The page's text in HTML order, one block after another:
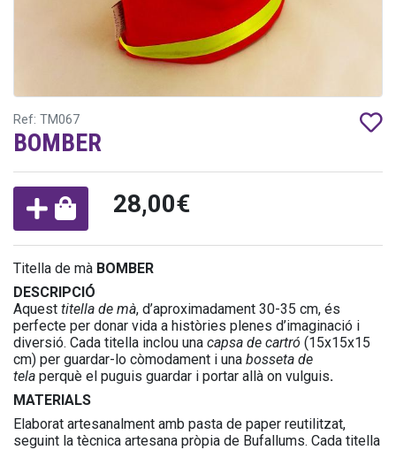
Ref: TM067
BOMBER
28,00€
Titella de mà BOMBER
DESCRIPCIÓ
Aquest titella de mà, d’aproximadament 30-35 cm, és
perfecte per donar vida a històries plenes d’imaginació i
diversió. Cada titella inclou una capsa de cartró (15x15x15
cm) per guardar-lo còmodament i una bosseta de
tela perquè el puguis guardar i portar allà on vulguis.
MATERIALS
Elaborat artesanalment amb pasta de paper reutilitzat,
seguint la tècnica artesana pròpia de Bufallums. Cada titella